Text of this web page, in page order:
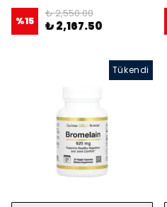
%15
₺ 2,550.00
₺ 2,167.50
Tükendi